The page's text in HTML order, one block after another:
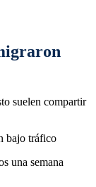
suelen compartir
bajo tráfico
una semana